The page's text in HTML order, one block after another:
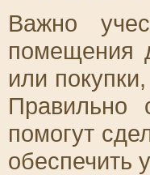
Важно
помещения
или
Правильно
помогут
обеспечить